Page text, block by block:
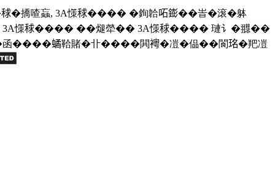
撟喳蝱, 3A憡𥟇���� �銁韐𠰴𨭌��峕�滚�躰
3A憡𥟇���� ��煺犖�� 3A憡𥟇���� 璉讠�䎚��
����𧑐鞈賭�卝����閧𧞄�凒�偘��閬𤥁�羓凒